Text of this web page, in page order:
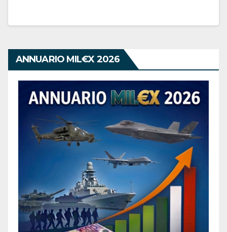
ANNUARIO MIL€X 2026